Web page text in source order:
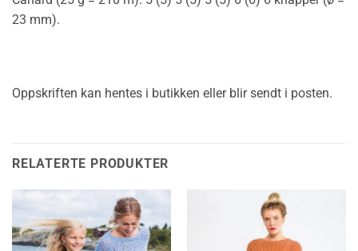
23 mm).
Oppskriften kan hentes i butikken eller blir sendt i posten.
RELATERTE PRODUKTER